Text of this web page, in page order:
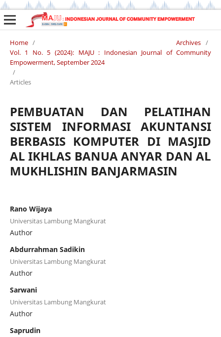
Home / Archives /
Vol. 1 No. 5 (2024): MAJU : Indonesian Journal of Community
Empowerment, September 2024
/
Articles
PEMBUATAN DAN PELATIHAN
SISTEM INFORMASI AKUNTANSI
BERBASIS KOMPUTER DI MASJID
AL IKHLAS BANUA ANYAR DAN AL
MUKHLISHIN BANJARMASIN
Rano Wijaya
Universitas Lambung Mangkurat
Author
Abdurrahman Sadikin
Universitas Lambung Mangkurat
Author
Sarwani
Universitas Lambung Mangkurat
Author
Saprudin